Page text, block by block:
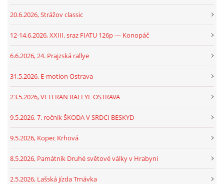
20.6.2026, Strážov classic
12-14.6.2026, XXIII. sraz FIATU 126p — Konopáč
6.6.2026, 24. Prajzská rallye
31.5.2026, E-motion Ostrava
23.5.2026, VETERAN RALLYE OSTRAVA
9.5.2026, 7. ročník ŠKODA V SRDCI BESKYD
9.5.2026, Kopec Krhová
8.5.2026, Památník Druhé světové války v Hrabyni
2.5.2026, Lašská jízda Trnávka